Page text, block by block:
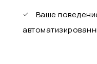
Ваше